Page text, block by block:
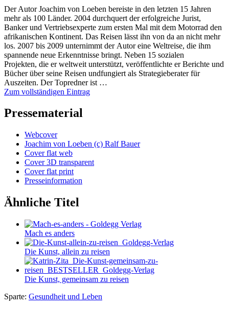
Der Autor Joachim von Loeben bereiste in den letzten 15 Jahren
mehr als 100 Länder. 2004 durchquert der erfolgreiche Jurist,
Banker und Vertriebsexperte zum ersten Mal mit dem Motorrad den
afrikanischen Kontinent. Das Reisen lässt ihn von da an nicht mehr
los. 2007 bis 2009 unternimmt der Autor eine Weltreise, die ihm
spannende neue Erkenntnisse bringt. Neben 15 sozialen
Projekten, die er weltweit unterstützt, veröffentlichte er Berichte und
Bücher über seine Reisen undfungiert als Strategieberater für
Auszeiten. Der Topredner ist …
Zum vollständigen Eintrag
Pressematerial
Webcover
Joachim von Loeben (c) Ralf Bauer
Cover flat web
Cover 3D transparent
Cover flat print
Presseinformation
Ähnliche Titel
Mach es anders
Die Kunst, allein zu reisen
Die Kunst, gemeinsam zu reisen
Sparte: Gesundheit und Leben